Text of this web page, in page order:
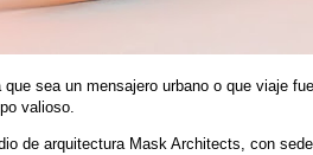
que sea un mensajero urbano o que viaje
valioso.
de arquitectura Mask Architects, con